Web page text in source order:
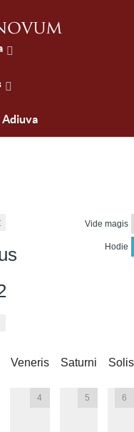
Adiuva
Vide magis
Hodie
Veneris Saturni Solis
4 5 6